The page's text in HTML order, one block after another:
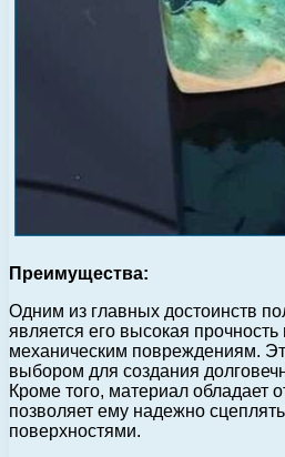
Преимущества:
Одним из главных достоинств
является его высокая прочность
механическим повреждениям.
выбором для создания
Кроме того, материал обладает
позволяет ему надежно
поверхностями.